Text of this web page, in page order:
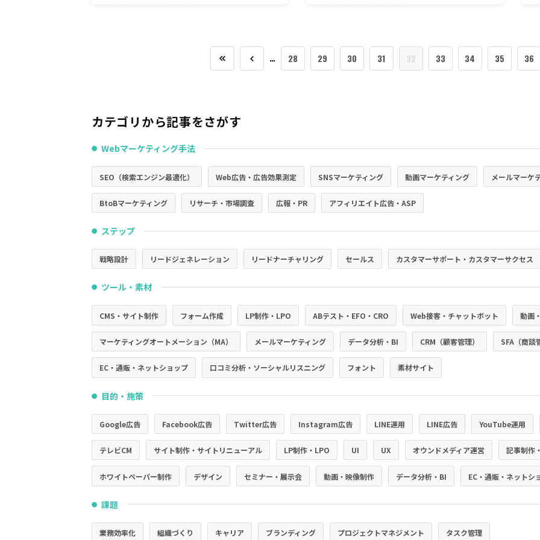
… 28 29 30 31 32 33 34 35 36
カテゴリから記事をさがす
● Webマーケティング手法
SEO（検索エンジン最適化） Web広告・広告効果測定 SNSマーケティング 動画マーケティング メールマーケ
BtoBマーケティング リサーチ・市場調査 広報・PR アフィリエイト広告・ASP
● ステップ
戦略設計 リードジェネレーション リードナーチャリング セールス カスタマーサポート・カスタマーサクセス
● ツール・素材
CMS・サイト制作 フォーム作成 LP制作・LPO ABテスト・EFO・CRO Web接客・チャットボット 動画
マーケティングオートメーション（MA） メールマーケティング データ分析・BI CRM（顧客管理） SFA（商談
EC・通販・ネットショップ 口コミ分析・ソーシャルリスニング フォント 素材サイト
● 目的・施策
Google広告 Facebook広告 Twitter広告 Instagram広告 LINE運用 LINE広告 YouTube運用
テレビCM サイト制作・サイトリニューアル LP制作・LPO UI UX オウンドメディア運営 記事制作
ホワイトペーパー制作 デザイン セミナー・展示会 動画・映像制作 データ分析・BI EC・通販・ネットシ
● 課題
業務効率化 組織づくり キャリア ブランディング プロジェクトマネジメント タスク管理